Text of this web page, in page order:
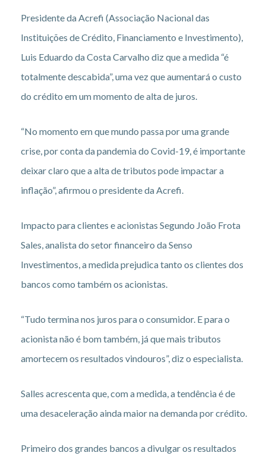
Presidente da Acrefi (Associação Nacional das
Instituições de Crédito, Financiamento e Investimento),
Luis Eduardo da Costa Carvalho diz que a medida “é
totalmente descabida”, uma vez que aumentará o custo
do crédito em um momento de alta de juros.
“No momento em que mundo passa por uma grande
crise, por conta da pandemia do Covid-19, é importante
deixar claro que a alta de tributos pode impactar a
inflação”, afirmou o presidente da Acrefi.
Impacto para clientes e acionistas Segundo João Frota
Sales, analista do setor financeiro da Senso
Investimentos, a medida prejudica tanto os clientes dos
bancos como também os acionistas.
“Tudo termina nos juros para o consumidor. E para o
acionista não é bom também, já que mais tributos
amortecem os resultados vindouros”, diz o especialista.
Salles acrescenta que, com a medida, a tendência é de
uma desaceleração ainda maior na demanda por crédito.
Primeiro dos grandes bancos a divulgar os resultados